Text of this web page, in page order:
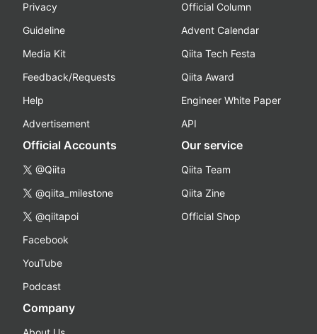
Privacy
Guideline
Media Kit
Feedback/Requests
Help
Advertisement
Official Column
Advent Calendar
Qiita Tech Festa
Qiita Award
Engineer White Paper
API
Official Accounts
@Qiita
@qiita_milestone
@qiitapoi
Facebook
YouTube
Podcast
Our service
Qiita Team
Qiita Zine
Official Shop
Company